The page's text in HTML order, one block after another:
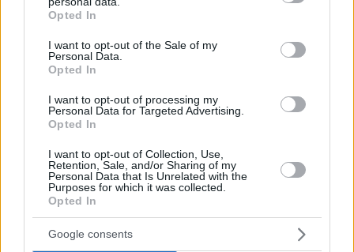
grant or deny consent to Google and its third-party tags to
use your data for below specified purposes in below Google
consent section.
Opted In
I want to opt-out of the Sale of my
Personal Data.
Opted In
I want to opt-out of processing my
Personal Data for Targeted Advertising.
Opted In
I want to opt-out of Collection, Use,
Retention, Sale, and/or Sharing of my
Personal Data that Is Unrelated with the
Purposes for which it was collected.
Opted In
Google consents
ΌΝΟΜΑ *
EMAIL
ΣΧΌΛΙΟ *